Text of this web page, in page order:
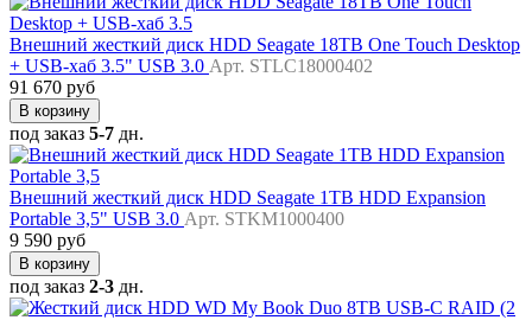
Внешний жесткий диск HDD Seagate 18TB One Touch Desktop
+ USB-хаб 3.5" USB 3.0 Арт. STLC18000402
91 670 руб
В корзину
под заказ 5-7 дн.
Внешний жесткий диск HDD Seagate 1TB HDD Expansion
Portable 3,5" USB 3.0 Арт. STKM1000400
9 590 руб
В корзину
под заказ 2-3 дн.